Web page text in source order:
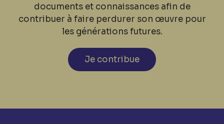
documents et connaissances afin de
contribuer à faire perdurer son œuvre pour
les générations futures.
Je contribue